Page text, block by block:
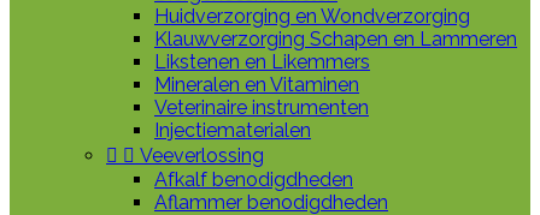
Huidverzorging en Wondverzorging
Klauwverzorging Schapen en Lammeren
Likstenen en Likemmers
Mineralen en Vitaminen
Veterinaire instrumenten
Injectiematerialen
  Veeverlossing
Afkalf benodigdheden
Aflammer benodigdheden